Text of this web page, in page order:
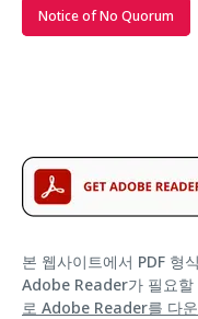
Notice of No Quorum
본 웹사이트에서 PDF 형
Adobe Reader가 필요할
로 Adobe Reader를 다